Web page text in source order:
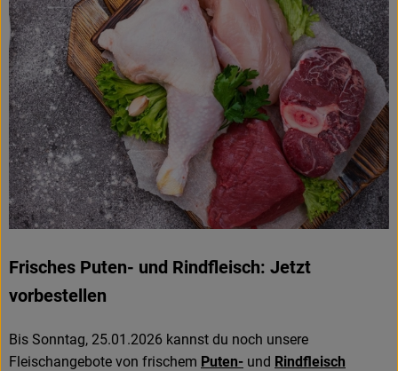
Frisches Puten- und Rindfleisch: Jetzt
vorbestellen
Bis Sonntag, 25.01.2026 kannst du noch unsere
Fleischangebote von frischem Puten- und Rindfleisch